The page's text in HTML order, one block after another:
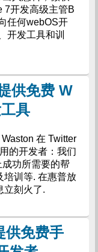
7开发高级主管B
任何webOS开
开发工具和训
供免费 W
具
在 Twitter
的开发者：我们
功所需要的帮
培训等. 在惠普放
立刻火了.
免费手